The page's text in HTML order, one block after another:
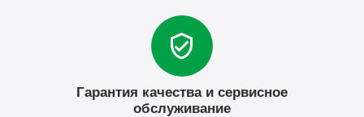
Гарантия качества и сервисное
обслуживание